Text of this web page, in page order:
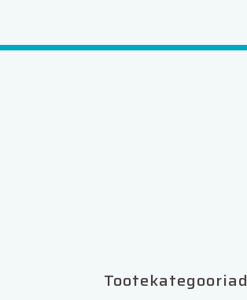
Tootekategooriad